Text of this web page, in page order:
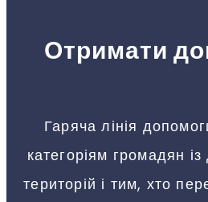
Отримати
Гаряча лінія
категоріям громадян
територій і тим, хто